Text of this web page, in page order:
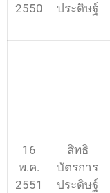
2550
ประดิษฐ์
16
พ.ค.
2551
สิทธิ
บัตรการ
ประดิษฐ์